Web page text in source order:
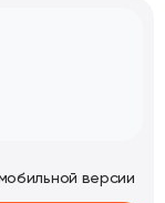
версии